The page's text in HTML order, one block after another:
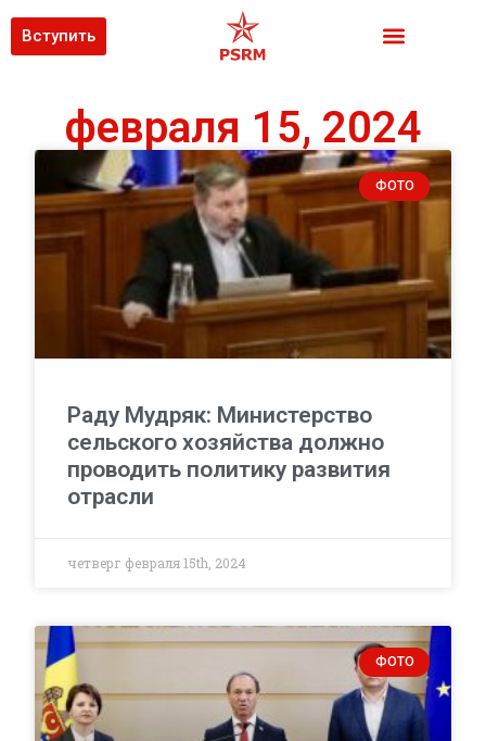
Вступить
февраля 15, 2024
ФОТО
Раду Мудряк: Министерство
сельского хозяйства должно
проводить политику развития
отрасли
четверг февраля 15th, 2024
ФОТО